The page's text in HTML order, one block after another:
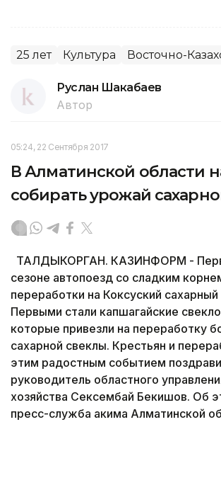
25 лет Культура Восточно-
Руслан Шакабаев
Автор
05:24, 22 Сентября 2017
В Алматинской области
собирать урожай
ТАЛДЫКОРГАН. КАЗИНФОРМ -
сезоне автопоезд со сладким
переработки на Коксуский сахарный
Первыми стали капшагайские
которые привезли на переработку
сахарной свеклы. Крестьян и
этим радостным событием
руководитель областного
хозяйства Сексембай Бекишов. Об
пресс-служба акима Алматинской